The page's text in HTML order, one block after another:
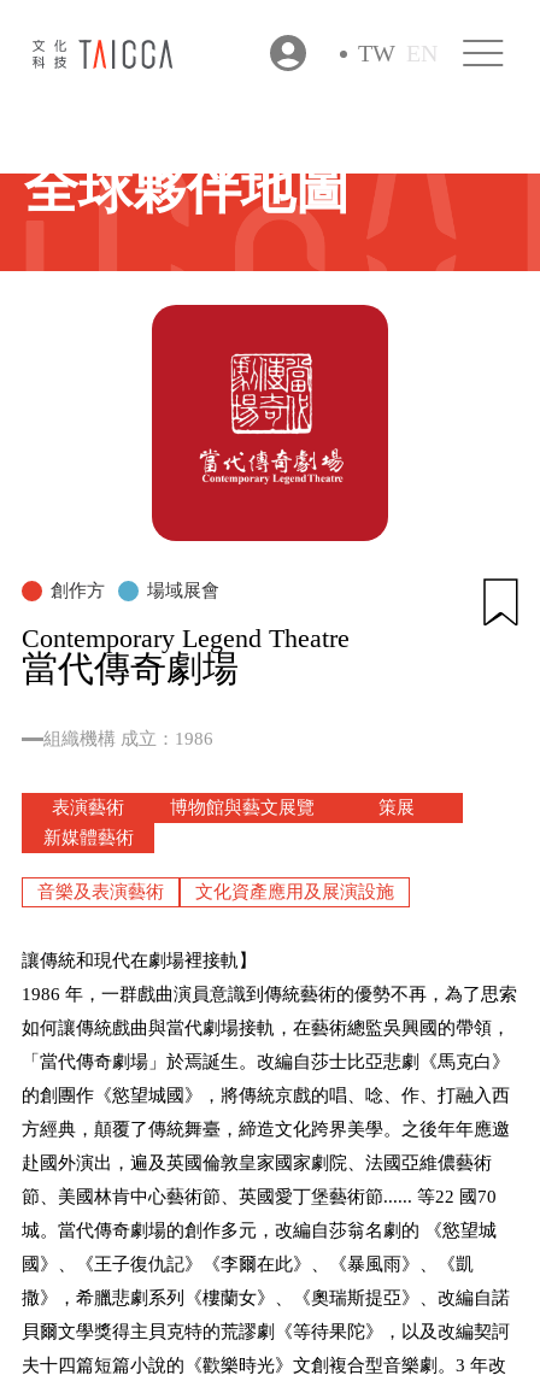
TW EN
全球夥伴地圖
創作方 場域展會
Contemporary Legend Theatre
當代傳奇劇場
組織機構 成立：1986
表演藝術 博物館與藝文展覽
策展
新媒體藝術
音樂及表演藝術 文化資產應用及展演設施
讓傳統和現代在劇場裡接軌】
1986 年，一群戲曲演員意識到傳統藝術的優勢不再，為了思索
如何讓傳統戲曲與當代劇場接軌，在藝術總監吳興國的帶領，
「當代傳奇劇場」於焉誕生。改編自莎士比亞悲劇《馬克白》
的創團作《慾望城國》，將傳統京戲的唱、唸、作、打融入西
方經典，顛覆了傳統舞臺，締造文化跨界美學。之後年年應邀
赴國外演出，遍及英國倫敦皇家國家劇院、法國亞維儂藝術
節、美國林肯中心藝術節、英國愛丁堡藝術節...... 等22 國70
城。當代傳奇劇場的創作多元，改編自莎翁名劇的 《慾望城
國》、《王子復仇記》《李爾在此》、《暴風雨》、《凱
撒》，希臘悲劇系列《樓蘭女》、《奧瑞斯提亞》、改編自諾
貝爾文學獎得主貝克特的荒謬劇《等待果陀》，以及改編契訶
夫十四篇短篇小說的《歡樂時光》文創複合型音樂劇。3 年改